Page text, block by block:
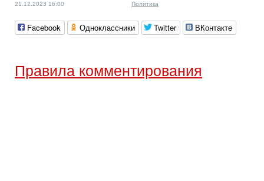
21.12.2023 16:00 Политика
Facebook Одноклассники Twitter ВКонтакте
Правила комментирования